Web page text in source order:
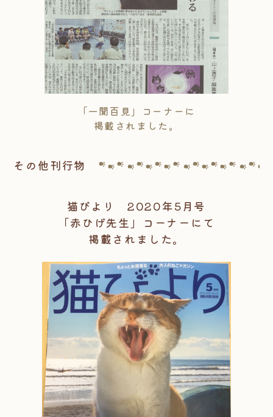
「一聞百見」コーナーに
掲載されました。
その他刊行物
猫びより 2020年5月号
「赤ひげ先生」コーナーにて
掲載されました。